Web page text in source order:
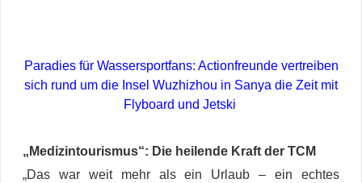
Paradies für Wassersportfans: Actionfreunde vertreiben
sich rund um die Insel Wuzhizhou in Sanya die Zeit mit
Flyboard und Jetski
„Medizintourismus“: Die heilende Kraft der TCM
„Das war weit mehr als ein Urlaub – ein echtes